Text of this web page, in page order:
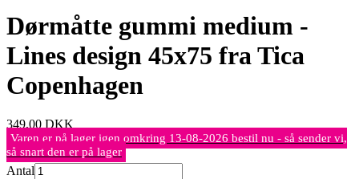
Dørmåtte gummi medium -
Lines design 45x75 fra Tica
Copenhagen
349,00 DKK
Varen er på lager igen omkring 13-08-2026 bestil nu - så sender vi,
så snart den er på lager
Antal